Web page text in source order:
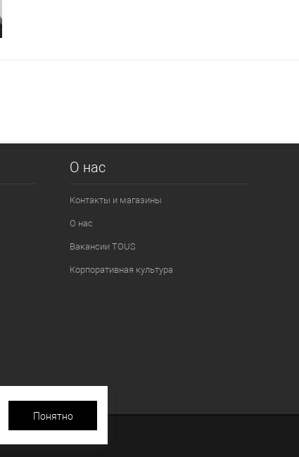
О нас
Контакты и магазины
О нас
Вакансии TOUS
Корпоративная культура
Понятно